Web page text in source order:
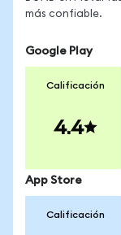
más confiable.
Google Play
Calificación
4.4
App Store
Calificación